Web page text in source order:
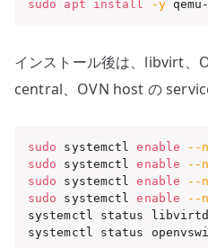
sudo
apt install -y
インストール後は、libvirt、
central、OVN host の
sudo systemctl enable --
sudo systemctl enable
--
sudo systemctl enable --
sudo systemctl enable --
systemctl status
systemctl status